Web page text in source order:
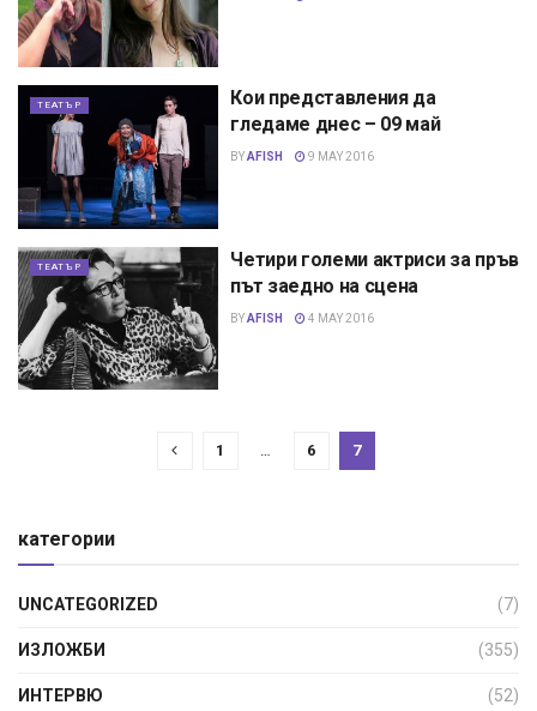
ТЕАТЪР
Кои представления да
гледаме днес – 09 май
BYAFISH 9 MAY 2016
ТЕАТЪР
Четири големи актриси за пръв
път заедно на сцена
BYAFISH 4 MAY 2016
1 … 6 7
категории
UNCATEGORIZED (7)
ИЗЛОЖБИ (355)
ИНТЕРВЮ (52)